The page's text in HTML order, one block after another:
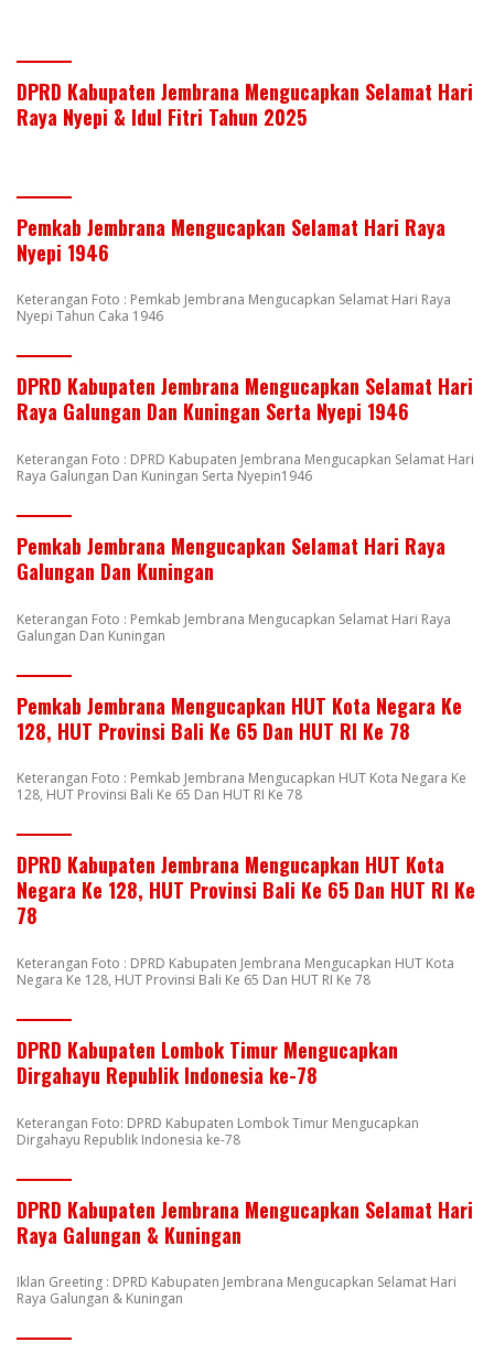
DPRD Kabupaten Jembrana Mengucapkan Selamat Hari
Raya Nyepi & Idul Fitri Tahun 2025
Pemkab Jembrana Mengucapkan Selamat Hari Raya
Nyepi 1946
Keterangan Foto : Pemkab Jembrana Mengucapkan Selamat Hari Raya
Nyepi Tahun Caka 1946
DPRD Kabupaten Jembrana Mengucapkan Selamat Hari
Raya Galungan Dan Kuningan Serta Nyepi 1946
Keterangan Foto : DPRD Kabupaten Jembrana Mengucapkan Selamat Hari
Raya Galungan Dan Kuningan Serta Nyepin1946
Pemkab Jembrana Mengucapkan Selamat Hari Raya
Galungan Dan Kuningan
Keterangan Foto : Pemkab Jembrana Mengucapkan Selamat Hari Raya
Galungan Dan Kuningan
Pemkab Jembrana Mengucapkan HUT Kota Negara Ke
128, HUT Provinsi Bali Ke 65 Dan HUT RI Ke 78
Keterangan Foto : Pemkab Jembrana Mengucapkan HUT Kota Negara Ke
128, HUT Provinsi Bali Ke 65 Dan HUT RI Ke 78
DPRD Kabupaten Jembrana Mengucapkan HUT Kota
Negara Ke 128, HUT Provinsi Bali Ke 65 Dan HUT RI Ke
78
Keterangan Foto : DPRD Kabupaten Jembrana Mengucapkan HUT Kota
Negara Ke 128, HUT Provinsi Bali Ke 65 Dan HUT RI Ke 78
DPRD Kabupaten Lombok Timur Mengucapkan
Dirgahayu Republik Indonesia ke-78
Keterangan Foto: DPRD Kabupaten Lombok Timur Mengucapkan
Dirgahayu Republik Indonesia ke-78
DPRD Kabupaten Jembrana Mengucapkan Selamat Hari
Raya Galungan & Kuningan
Iklan Greeting : DPRD Kabupaten Jembrana Mengucapkan Selamat Hari
Raya Galungan & Kuningan